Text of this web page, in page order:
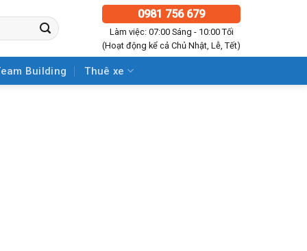
0981 756 679
Làm việc: 07:00 Sáng - 10:00 Tối
(Hoạt động kể cả Chủ Nhật, Lễ, Tết)
Building Thuê xe